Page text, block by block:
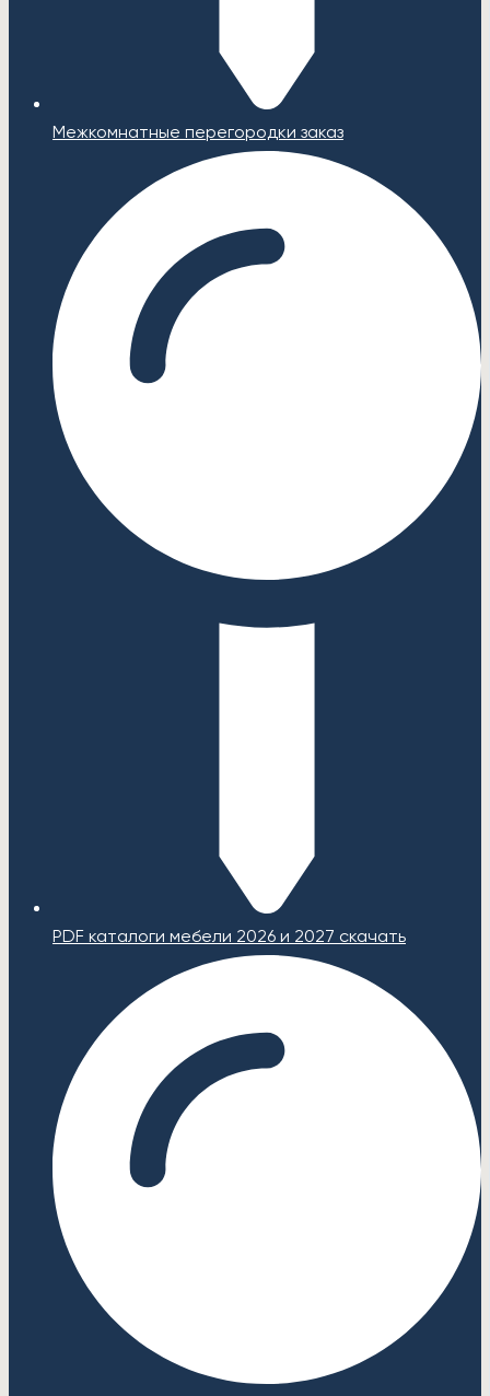
Межкомнатные перегородки заказ
PDF каталоги мебели 2026 и 2027 скачать